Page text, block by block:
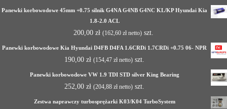
Panewki korbowodowe 45mm +0.75 silnik G4NA G4NB G4NC KL/KP Hyundai Kia
1.8-2.0 ACL
200,00 zł (162,60 zł netto) szt.
Panewki korbowodowe Kia Hyundai D4FB D4FA 1.6CRDi 1.7CRDi +0.75 06- NPR
190,00 zł (154,47 zł netto) szt.
Panewki korbowodowe VW 1.9 TDI STD silver King Bearing
252,00 zł (204,88 zł netto) szt.
Zestwa naprawczy turbosprężarki K03/K04 TurboSystem